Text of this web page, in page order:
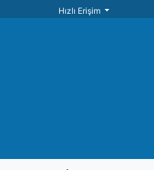
Hızlı Erişim